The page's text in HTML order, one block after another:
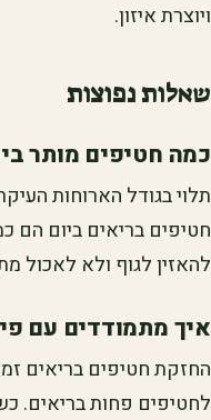
ויוצרת איזון.
שאלות נפוצות
כמה חטיפים מותר
תלוי בגודל הארוחות
חטיפים בריאים ביום הם
להאזין לגוף ולא לאכול
איך מתמודדים עם
החזקת חטיפים בריאים
לחטיפים פחות בריאים.